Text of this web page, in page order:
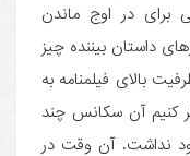
برای در اوج ماندن
داستان بیننده چیز
بالای فیلمنامه به
کنیم آن سکانس چند
نداشت. آن وقت در